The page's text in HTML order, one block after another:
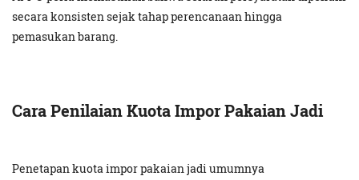
secara konsisten sejak tahap perencanaan hingga
pemasukan barang.
Cara Penilaian Kuota Impor Pakaian Jadi
Penetapan kuota impor pakaian jadi umumnya